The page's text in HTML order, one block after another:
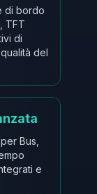
di bordo
TFT
di
del
Bus,
e